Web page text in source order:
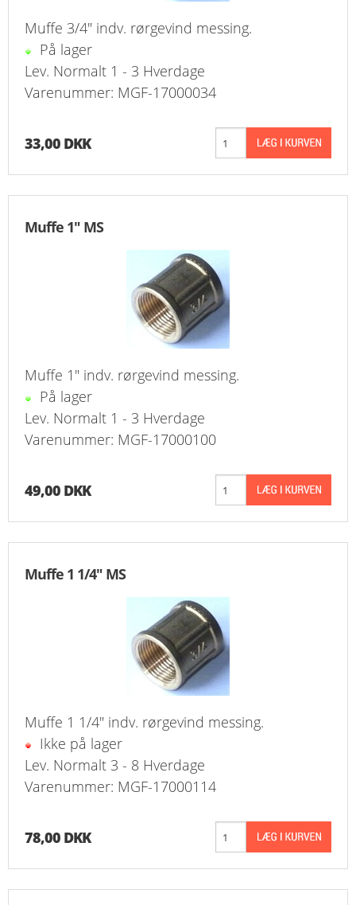
Muffe 3/4" indv. rørgevind messing.
På lager
Lev. Normalt 1 - 3 Hverdage
Varenummer: MGF-17000034
33,00 DKK
Muffe 1" MS
Muffe 1" indv. rørgevind messing.
På lager
Lev. Normalt 1 - 3 Hverdage
Varenummer: MGF-17000100
49,00 DKK
Muffe 1 1/4" MS
Muffe 1 1/4" indv. rørgevind messing.
Ikke på lager
Lev. Normalt 3 - 8 Hverdage
Varenummer: MGF-17000114
78,00 DKK